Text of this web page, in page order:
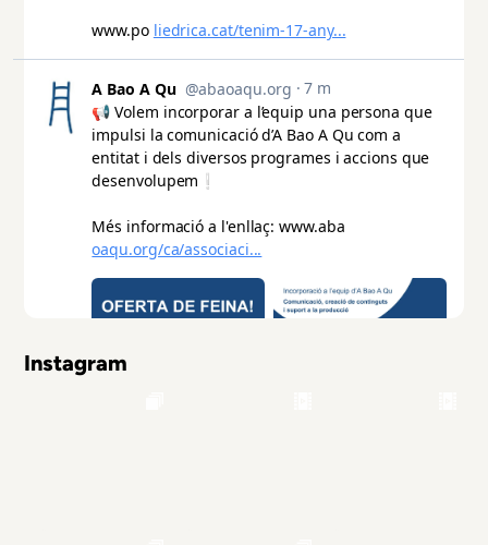
Instagram